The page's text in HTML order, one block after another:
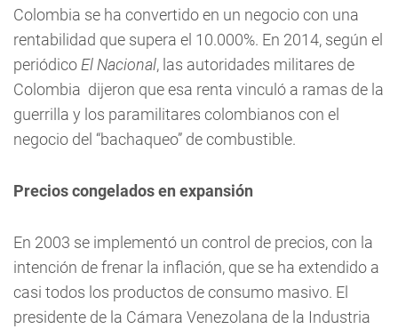
Colombia se ha convertido en un negocio con una
rentabilidad que supera el 10.000%. En 2014, según el
periódico El Nacional, las autoridades militares de
Colombia dijeron que esa renta vinculó a ramas de la
guerrilla y los paramilitares colombianos con el
negocio del “bachaqueo” de combustible.
Precios congelados en expansión
En 2003 se implementó un control de precios, con la
intención de frenar la inflación, que se ha extendido a
casi todos los productos de consumo masivo. El
presidente de la Cámara Venezolana de la Industria